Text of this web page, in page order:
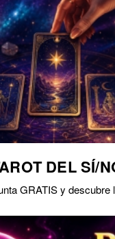
DEL SÍ/
GRATIS y descubre